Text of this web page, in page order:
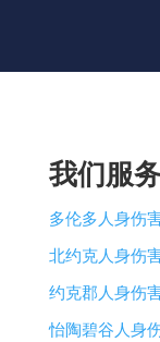
我们服
多伦多人身伤
北约克人身伤
约克郡人身伤
怡陶碧谷人身